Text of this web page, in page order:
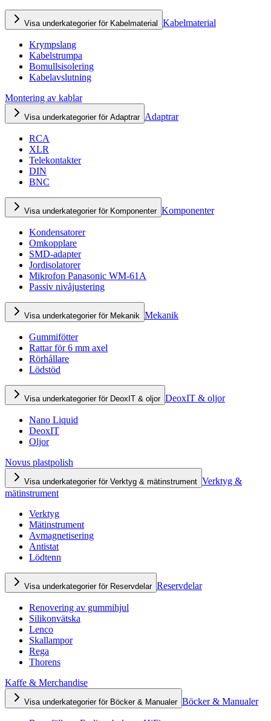
Visa underkategorier för Kabelmaterial Kabelmaterial
Krympslang
Kabelstrumpa
Bomullsisolering
Kabelavslutning
Montering av kablar
Visa underkategorier för Adaptrar Adaptrar
RCA
XLR
Telekontakter
DIN
BNC
Visa underkategorier för Komponenter Komponenter
Kondensatorer
Omkopplare
SMD-adapter
Jordisolatorer
Mikrofon Panasonic WM-61A
Passiv nivåjustering
Visa underkategorier för Mekanik Mekanik
Gummifötter
Rattar för 6 mm axel
Rörhållare
Lödstöd
Visa underkategorier för DeoxIT & oljor DeoxIT & oljor
Nano Liquid
DeoxIT
Oljor
Novus plastpolish
Visa underkategorier för Verktyg & mätinstrument Verktyg &
mätinstrument
Verktyg
Mätinstrument
Avmagnetisering
Antistat
Lödtenn
Visa underkategorier för Reservdelar Reservdelar
Renovering av gummihjul
Silikonvätska
Lenco
Skallampor
Rega
Thorens
Kaffe & Merchandise
Visa underkategorier för Böcker & Manualer Böcker & Manualer